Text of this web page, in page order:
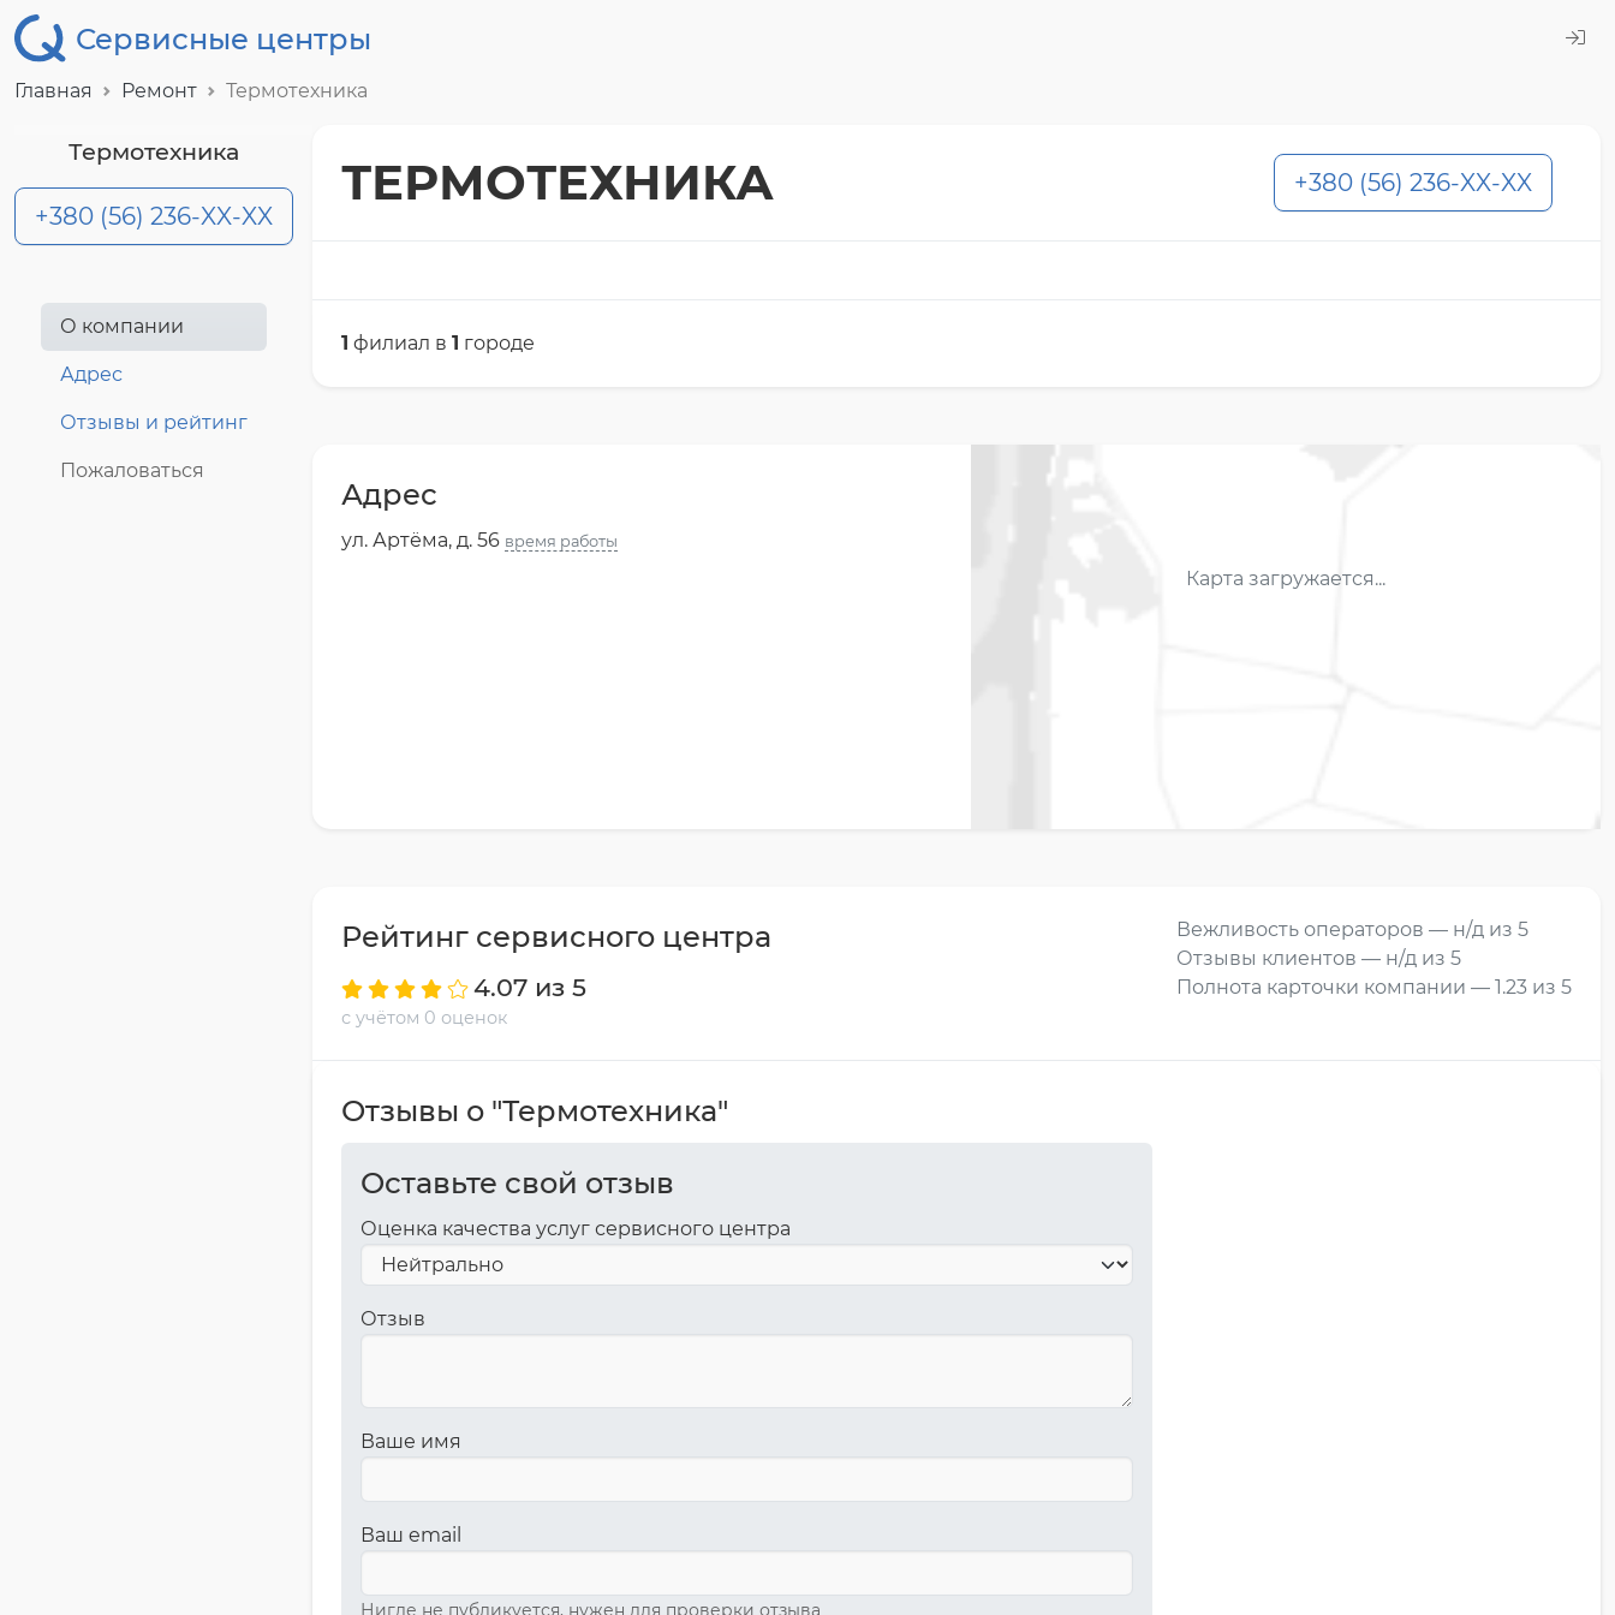
Сервисные центры
Главная Ремонт Термотехника
Термотехника
+380 (56) 236-XX-XX
О компании
Адрес
Отзывы и рейтинг
Пожаловаться
ТЕРМОТЕХНИКА +380 (56) 236-XX-XX
1 филиал в 1 городе
Адрес
ул. Артёма, д. 56 время работы
Карта загружается...
Рейтинг сервисного центра
4.07 из 5
с учётом 0 оценок
Вежливость операторов — н/д из 5
Отзывы клиентов — н/д из 5
Полнота карточки компании — 1.23 из 5
Отзывы о "Термотехника"
Оставьте свой отзыв
Оценка качества услуг сервисного центра
Отзыв
Ваше имя
Ваш email
Нигде не публикуется, нужен для проверки отзыва